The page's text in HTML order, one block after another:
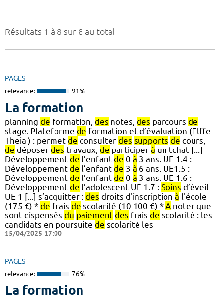
Résultats 1 à 8 sur 8 au total
PAGES
relevance: 91%
La formation
planning de formation, des notes, des parcours de
stage. Plateforme de formation et d’évaluation (Elffe
Theia ) : permet de consulter des supports de cours,
de déposer des travaux, de participer à un tchat [...]
Développement de l’enfant de 0 à 3 ans. UE 1.4 :
Développement de l’enfant de 3 à 6 ans. UE1.5 :
Développement de l’enfant de 0 à 3 ans. UE 1.6 :
Développement de l’adolescent UE 1.7 : Soins d’éveil
UE 1 [...] s’acquitter : des droits d'inscription à l'école
(175 €) * de frais de scolarité (10 100 €) * A noter que
sont dispensés du paiement des frais de scolarité : les
candidats en poursuite de scolarité les
15/04/2025 17:00
PAGES
relevance: 76%
La formation